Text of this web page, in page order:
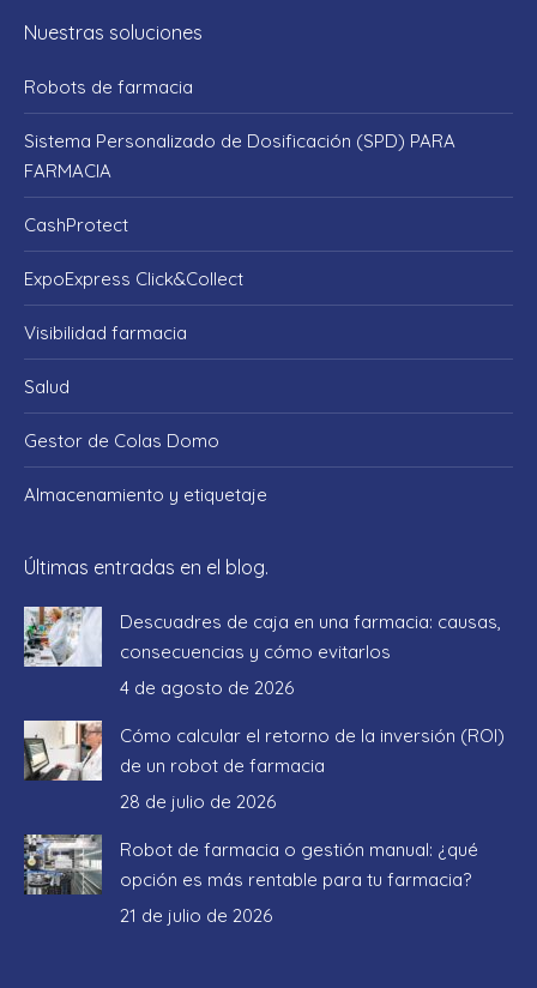
opens
new
opens
new
opens
new
opens
new
opens
new
Nuestras soluciones
Robots de farmacia
Sistema Personalizado de Dosificación (SPD) PARA
FARMACIA
CashProtect
ExpoExpress Click&Collect
Visibilidad farmacia
Salud
Gestor de Colas Domo
Almacenamiento y etiquetaje
Últimas entradas en el blog.
Descuadres de caja en una farmacia: causas,
consecuencias y cómo evitarlos
4 de agosto de 2026
Cómo calcular el retorno de la inversión (ROI)
de un robot de farmacia
28 de julio de 2026
Robot de farmacia o gestión manual: ¿qué
opción es más rentable para tu farmacia?
21 de julio de 2026